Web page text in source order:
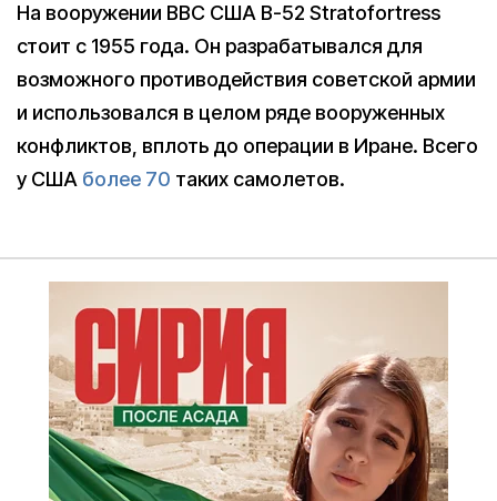
На вооружении ВВС США B-52 Stratofortress
стоит с 1955 года. Он разрабатывался для
возможного противодействия советской армии
и использовался в целом ряде вооруженных
конфликтов, вплоть до операции в Иране. Всего
у США более 70 таких самолетов.